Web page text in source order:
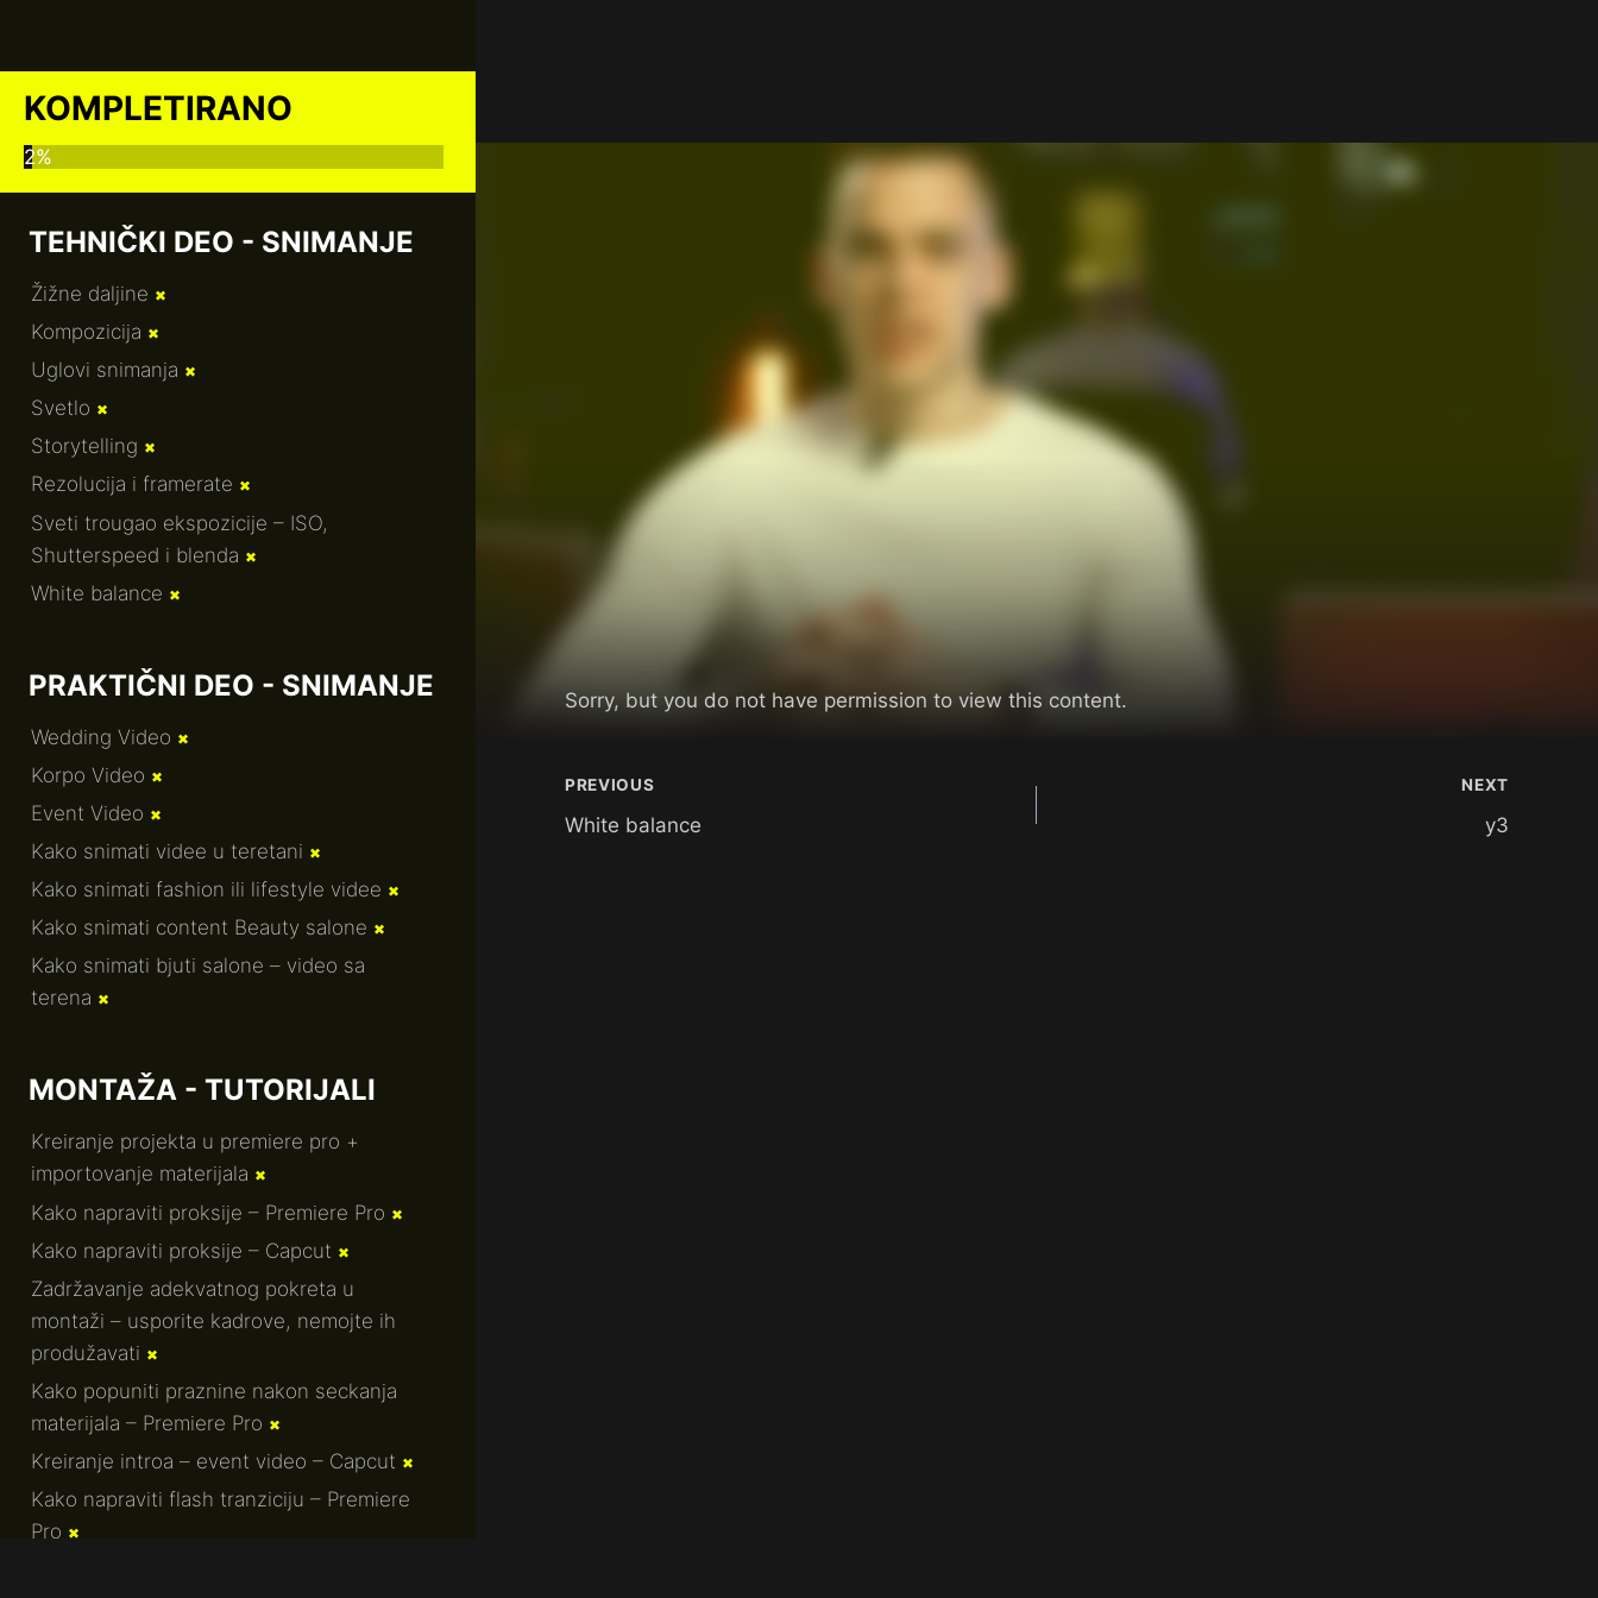
Sorry, but you do not have permission to view this content.
PREVIOUS
White balance
NEXT
y3
KOMPLETIRANO
2%
TEHNIČKI DEO - SNIMANJE
Žižne daljine ✖
Kompozicija ✖
Uglovi snimanja ✖
Svetlo ✖
Storytelling ✖
Rezolucija i framerate ✖
Sveti trougao ekspozicije – ISO,
Shutterspeed i blenda ✖
White balance ✖
PRAKTIČNI DEO - SNIMANJE
Wedding Video ✖
Korpo Video ✖
Event Video ✖
Kako snimati videe u teretani ✖
Kako snimati fashion ili lifestyle videe ✖
Kako snimati content Beauty salone ✖
Kako snimati bjuti salone – video sa
terena ✖
MONTAŽA - TUTORIJALI
Kreiranje projekta u premiere pro +
importovanje materijala ✖
Kako napraviti proksije – Premiere Pro ✖
Kako napraviti proksije – Capcut ✖
Zadržavanje adekvatnog pokreta u
montaži – usporite kadrove, nemojte ih
produžavati ✖
Kako popuniti praznine nakon seckanja
materijala – Premiere Pro ✖
Kreiranje introa – event video – Capcut ✖
Kako napraviti flash tranziciju – Premiere
Pro ✖